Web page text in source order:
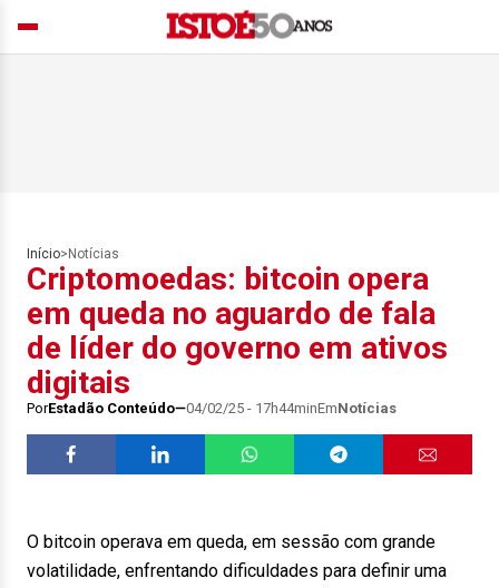
Início> Notícias
Criptomoedas: bitcoin opera
em queda no aguardo de fala
de líder do governo em ativos
digitais
PorEstadão Conteúdo 04/02/25 - 17h44minEmNotícias
O bitcoin operava em queda, em sessão com grande
volatilidade, enfrentando dificuldades para definir uma